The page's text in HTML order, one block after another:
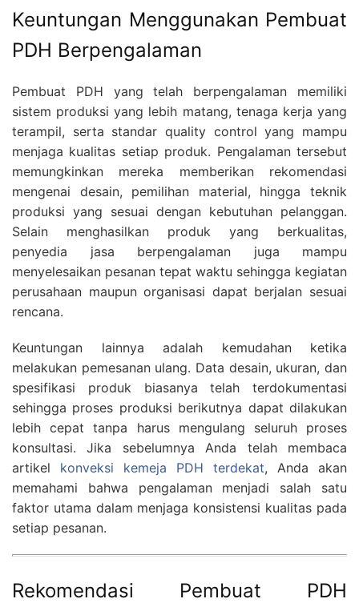
Keuntungan Menggunakan Pembuat
PDH Berpengalaman
Pembuat PDH yang telah berpengalaman memiliki
sistem produksi yang lebih matang, tenaga kerja yang
terampil, serta standar quality control yang mampu
menjaga kualitas setiap produk. Pengalaman tersebut
memungkinkan mereka memberikan rekomendasi
mengenai desain, pemilihan material, hingga teknik
produksi yang sesuai dengan kebutuhan pelanggan.
Selain menghasilkan produk yang berkualitas,
penyedia jasa berpengalaman juga mampu
menyelesaikan pesanan tepat waktu sehingga kegiatan
perusahaan maupun organisasi dapat berjalan sesuai
rencana.
Keuntungan lainnya adalah kemudahan ketika
melakukan pemesanan ulang. Data desain, ukuran, dan
spesifikasi produk biasanya telah terdokumentasi
sehingga proses produksi berikutnya dapat dilakukan
lebih cepat tanpa harus mengulang seluruh proses
konsultasi. Jika sebelumnya Anda telah membaca
artikel konveksi kemeja PDH terdekat, Anda akan
memahami bahwa pengalaman menjadi salah satu
faktor utama dalam menjaga konsistensi kualitas pada
setiap pesanan.
Rekomendasi Pembuat PDH